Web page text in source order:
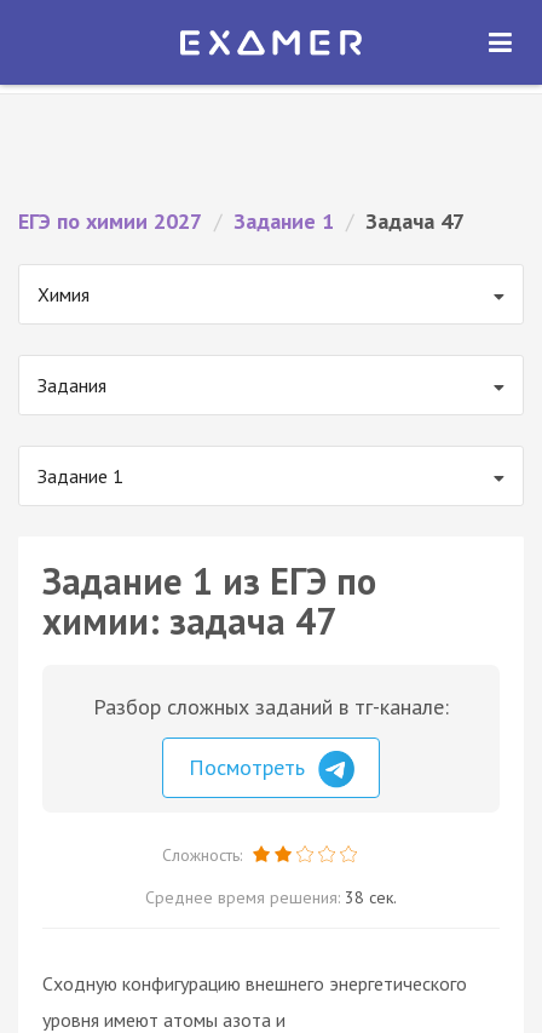
Экзамер — ЕГЭ 2027
ОТКРЫТЬ
ЕГЭ по химии 2027 / Задание 1 / Задача 47
Химия
Задания
Задание 1
Задание 1 из ЕГЭ по
химии: задача 47
Разбор сложных заданий в тг-канале:
Посмотреть
Сложность:
Среднее время решения: 38 сек.
Сходную конфигурацию внешнего энергетического
уровня имеют атомы азота и